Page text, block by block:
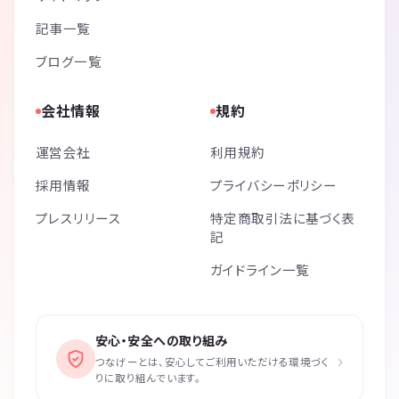
記事一覧
ブログ一覧
会社情報
運営会社
採用情報
プレスリリース
規約
利用規約
プライバシーポリシー
特定商取引法に基づく表
記
ガイドライン一覧
安心・安全への取り組み
つなげーとは、安心してご利用いただける環境づく
りに取り組んでいます。
›